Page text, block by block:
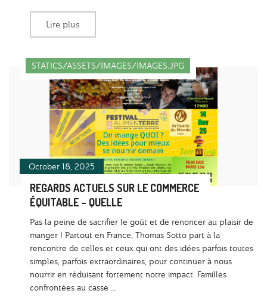
Lire plus
October 18, 2025
STATICS/ASSETS/IMAGES/IMAGES.JPG
REGARDS ACTUELS SUR LE COMMERCE
ÉQUITABLE – QUELLE
Pas la peine de sacrifier le goût et de renoncer au plaisir de
manger ! Partout en France, Thomas Sotto part à la
rencontre de celles et ceux qui ont des idées parfois toutes
simples, parfois extraordinaires, pour continuer à nous
nourrir en réduisant fortement notre impact. Familles
confrontées au casse ...